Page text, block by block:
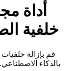
أداة
خلفية
قم بإزالة خلفيات
بالذكاء